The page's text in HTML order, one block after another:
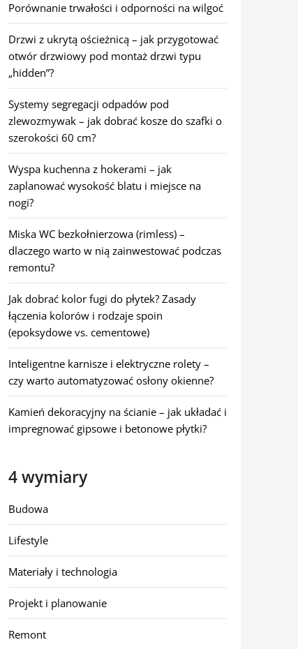
Porównanie trwałości i odporności na wilgoć
Drzwi z ukrytą ościeżnicą – jak przygotować
otwór drzwiowy pod montaż drzwi typu
„hidden”?
Systemy segregacji odpadów pod
zlewozmywak – jak dobrać kosze do szafki o
szerokości 60 cm?
Wyspa kuchenna z hokerami – jak
zaplanować wysokość blatu i miejsce na
nogi?
Miska WC bezkołnierzowa (rimless) –
dlaczego warto w nią zainwestować podczas
remontu?
Jak dobrać kolor fugi do płytek? Zasady
łączenia kolorów i rodzaje spoin
(epoksydowe vs. cementowe)
Inteligentne karnisze i elektryczne rolety –
czy warto automatyzować osłony okienne?
Kamień dekoracyjny na ścianie – jak układać i
impregnować gipsowe i betonowe płytki?
4 wymiary
Budowa
Lifestyle
Materiały i technologia
Projekt i planowanie
Remont